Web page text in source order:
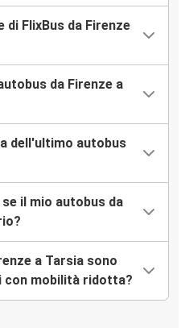
FlixBus da Firenze
da Firenze a
dell'ultimo autobus
il mio autobus da
a Tarsia sono
con mobilità ridotta?